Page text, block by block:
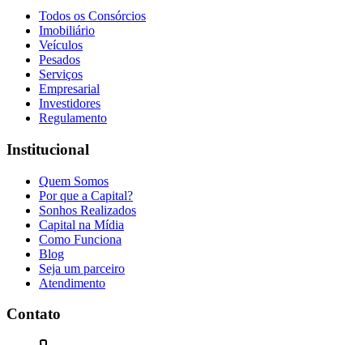
Todos os Consórcios
Imobiliário
Veículos
Pesados
Serviços
Empresarial
Investidores
Regulamento
Institucional
Quem Somos
Por que a Capital?
Sonhos Realizados
Capital na Mídia
Como Funciona
Blog
Seja um parceiro
Atendimento
Contato